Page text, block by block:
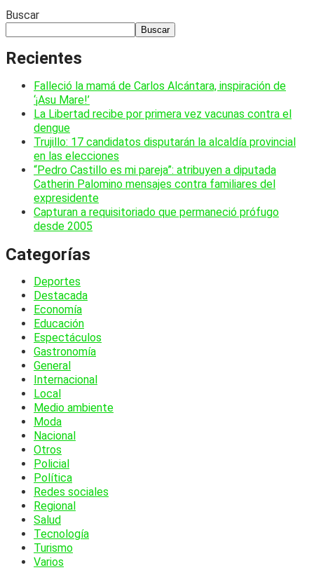
Buscar
Buscar
Recientes
Falleció la mamá de Carlos Alcántara, inspiración de
‘¡Asu Mare!’
La Libertad recibe por primera vez vacunas contra el
dengue
Trujillo: 17 candidatos disputarán la alcaldía provincial
en las elecciones
“Pedro Castillo es mi pareja”: atribuyen a diputada
Catherin Palomino mensajes contra familiares del
expresidente
Capturan a requisitoriado que permaneció prófugo
desde 2005
Categorías
Deportes
Destacada
Economía
Educación
Espectáculos
Gastronomía
General
Internacional
Local
Medio ambiente
Moda
Nacional
Otros
Policial
Política
Redes sociales
Regional
Salud
Tecnología
Turismo
Varios